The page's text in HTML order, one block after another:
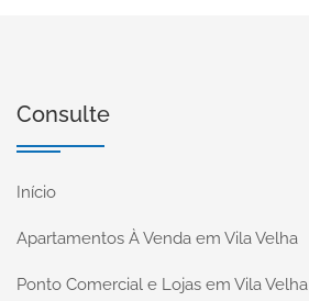
Consulte
Início
Apartamentos À Venda em Vila Velha
Ponto Comercial e Lojas em Vila Velha